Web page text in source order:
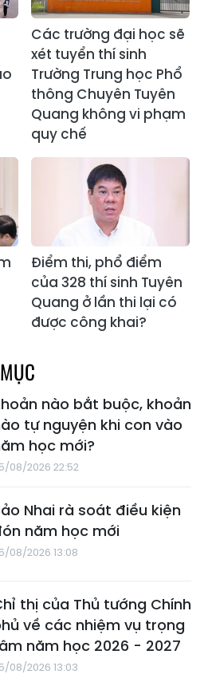
Các trường đại học sẽ
xét tuyển thí sinh
Trường Trung học Phổ
thông Chuyên Tuyên
Quang không vi phạm
quy chế
Điểm thi, phổ điểm
của 328 thí sinh Tuyên
Quang ở lần thi lại có
được công khai?
nào bắt buộc, khoản
tự nguyện khi con vào
học mới?
08/2026 22:52
Nhai rà soát điều kiện
năm học mới
08/2026 13:08
thị của Thủ tướng Chính
về các nhiệm vụ trọng
năm học 2026 - 2027
08/2026 13:03